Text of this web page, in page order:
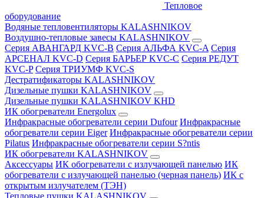
Тепловое
оборудование
Водяные тепловентиляторы KALASHNIKOV
Воздушно-тепловые завесы KALASHNIKOV
Серия АВАНГАРД KVC-B Серия АЛЬФА KVC-A Серия
АРСЕНАЛ KVC-D Серия БАРЬЕР KVC-C Серия РЕДУТ
KVC-P Серия ТРИУМФ KVC-S
Дестратификаторы KALASHNIKOV
Дизельные пушки KALASHNIKOV
Дизельные пушки KALASHNIKOV KHD
ИК обогреватели Energolux
Инфракрасные обогреватели серии Dufour Инфракрасные
обогреватели серии Eiger Инфракрасные обогреватели серии
Pilatus Инфракрасные обогреватели серии S?ntis
ИК обогреватели KALASHNIKOV
Аксессуары ИК обогреватели с излучающей панелью ИК
обогреватели с излучающей панелью (черная панель) ИК с
открытым излучателем (ТЭН)
Тепловые пушки KALASHNIKOV